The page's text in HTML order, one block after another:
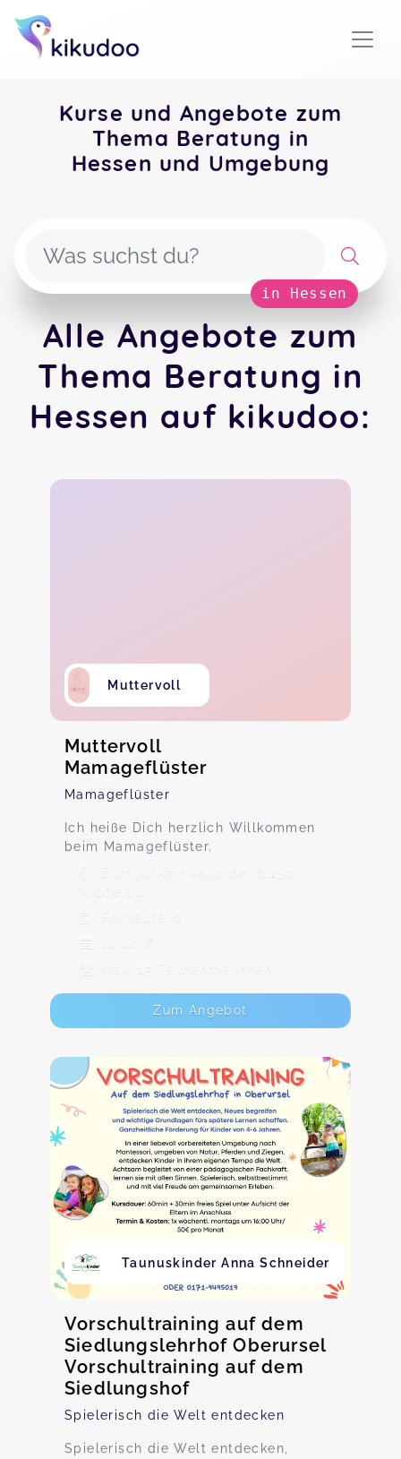
Kurse und Angebote zum
Thema Beratung in
Hessen und Umgebung
in Hessen
Alle Angebote zum
Thema Beratung in
Hessen auf kikudoo:
Muttervoll
Muttervoll
Mamageflüster
Mamageflüster
Ich heiße Dich herzlich Willkommen
beim Mamageflüster.
Zum junkernwald, 6e, 61130
Fortlaufend
10,00 €
Max. 15 TeilnehmerInnen
Zum Angebot
Taunuskinder Anna Schneider
Vorschultraining auf dem
Siedlungslehrhof Oberursel
Vorschultraining auf dem
Siedlungshof
Spielerisch die Welt entdecken
Spielerisch die Welt entdecken,